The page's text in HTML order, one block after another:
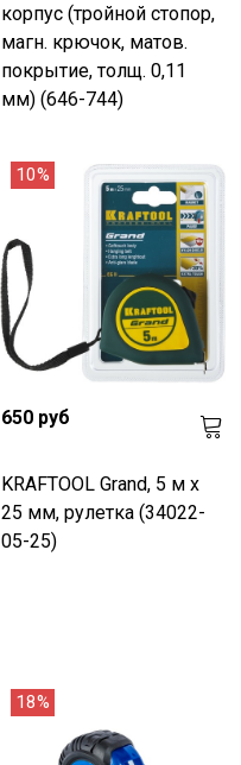
корпус (тройной стопор,
магн. крючок, матов.
покрытие, толщ. 0,11
мм) (646-744)
10%
650 руб
KRAFTOOL Grand, 5 м х
25 мм, рулетка (34022-
05-25)
18%